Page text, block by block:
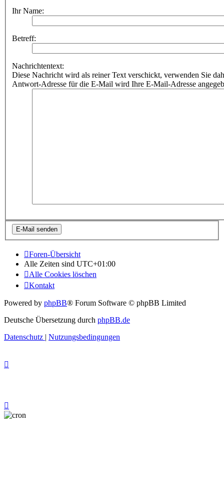
Ihr Name:
Betreff:
Nachrichtentext:
Diese Nachricht wird als reiner Text verschickt, verwenden Sie
Antwort-Adresse für die E-Mail wird Ihre E-Mail-Adresse
Foren-Übersicht
Alle Zeiten sind UTC+01:00
Alle Cookies löschen
Kontakt
Powered by phpBB® Forum Software © phpBB Limited
Deutsche Übersetzung durch phpBB.de
Datenschutz
Nutzungsbedingungen